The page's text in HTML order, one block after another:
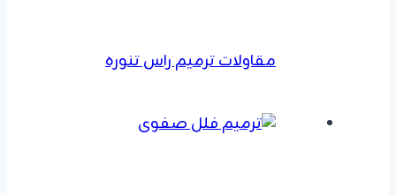
مقاولات ترميم راس تنوره